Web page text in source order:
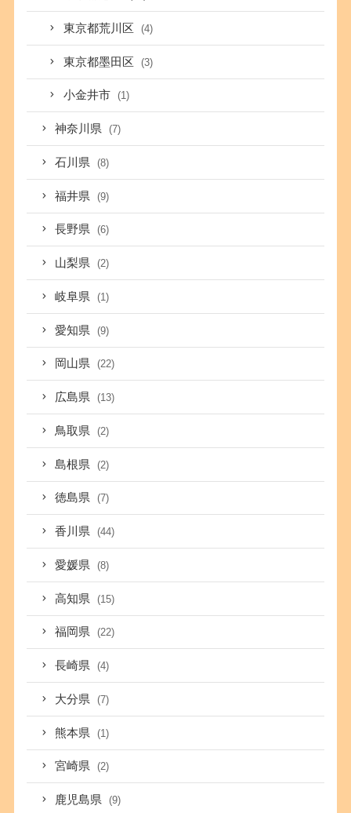
東京都荒川区 (4)
東京都墨田区 (3)
小金井市 (1)
神奈川県 (7)
石川県 (8)
福井県 (9)
長野県 (6)
山梨県 (2)
岐阜県 (1)
愛知県 (9)
岡山県 (22)
広島県 (13)
鳥取県 (2)
島根県 (2)
徳島県 (7)
香川県 (44)
愛媛県 (8)
高知県 (15)
福岡県 (22)
長崎県 (4)
大分県 (7)
熊本県 (1)
宮崎県 (2)
鹿児島県 (9)